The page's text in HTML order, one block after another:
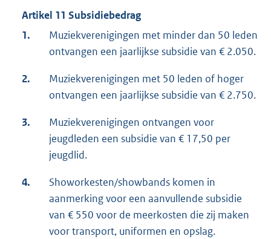
Artikel 11 Subsidiebedrag
1.
Muziekverenigingen met minder dan 50 leden
ontvangen een jaarlijkse subsidie van € 2.050.
2.
Muziekverenigingen met 50 leden of hoger
ontvangen een jaarlijkse subsidie van € 2.750.
3.
Muziekverenigingen ontvangen voor
jeugdleden een subsidie van € 17,50 per
jeugdlid.
4.
Showorkesten/showbands komen in
aanmerking voor een aanvullende subsidie
van € 550 voor de meerkosten die zij maken
voor transport, uniformen en opslag.